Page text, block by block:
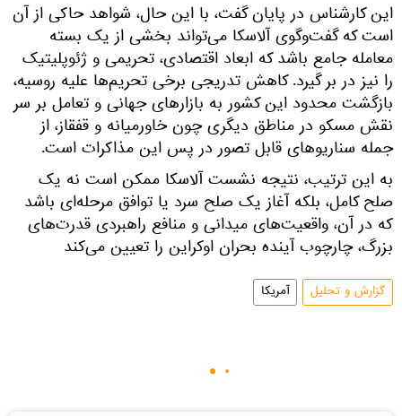
این کارشناس در پايان گفت، با این حال، شواهد حاکی از آن
است که گفت‌وگوی آلاسکا می‌تواند بخشی از یک بسته
معامله جامع باشد که ابعاد اقتصادی، تحریمی و ژئوپلیتیک
را نیز در بر گیرد. کاهش تدریجی برخی تحریم‌ها علیه روسیه،
بازگشت محدود این کشور به بازارهای جهانی و تعامل بر سر
نقش مسکو در مناطق دیگری چون خاورمیانه و قفقاز، از
جمله سناریوهای قابل تصور در پس این مذاکرات است.
به این ترتیب، نتیجه نشست آلاسکا ممکن است نه یک
صلح کامل، بلکه آغاز یک صلح سرد یا توافق مرحله‌ای باشد
که در آن، واقعیت‌های میدانی و منافع راهبردی قدرت‌های
بزرگ، چارچوب آینده بحران اوکراین را تعیین می‌کند
گزارش و تحلیل آمریکا